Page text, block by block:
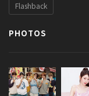
Flashback
PHOTOS